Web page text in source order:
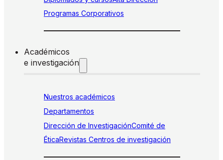
Programas Corporativos
Académicos
e investigación
Nuestros académicos
Departamentos
Dirección de InvestigaciónComité de
ÉticaRevistas Centros de investigación